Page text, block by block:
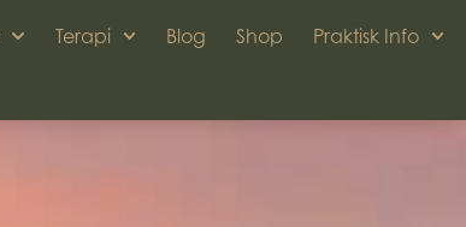
Terapi Blog Shop Praktisk Info